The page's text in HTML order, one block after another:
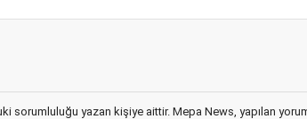
sorumluluğu yazan kişiye aittir. Mepa News, yapılan